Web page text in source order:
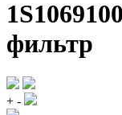
фильтр
+ -